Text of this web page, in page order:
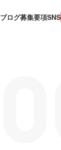
ブログ募集要項SNS